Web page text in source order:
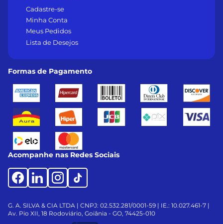
Cadastre-se
Minha Conta
Meus Pedidos
Lista de Desejos
Formas de Pagamento
Acompanhe nas Redes Sociais
G. A. SILVA & CIA LTDA | CNPJ: 02.532.281/0001-59 | IE.: 10.027.461-7 |
Av. Pio XII, 18 Rodoviário, Goiânia - GO, 74425-010